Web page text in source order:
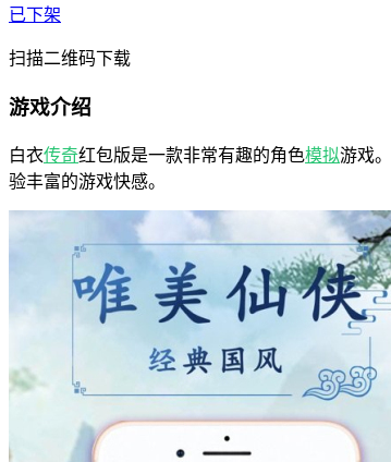
已下架
扫描二维码下载
游戏介绍
白衣传奇红包版是一款非常有趣的角色模拟游戏。
验丰富的游戏快感。